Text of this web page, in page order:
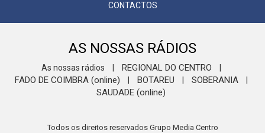
CONTACTOS
AS NOSSAS RÁDIOS
As nossas rádios REGIONAL DO CENTRO
FADO DE COIMBRA (online) BOTAREU SOBERANIA
SAUDADE (online)
Todos os direitos reservados Grupo Media Centro